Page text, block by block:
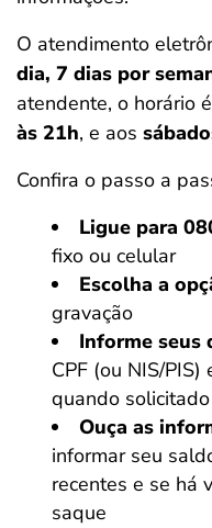
O atendimento
dia, 7 dias por
atendente, o horário
às 21h, e aos
Confira o passo a
Ligue para
fixo ou celular
Escolha a
gravação
Informe seus
CPF (ou NIS/
quando solicitado
Ouça as
informar seu
recentes e se há
saque